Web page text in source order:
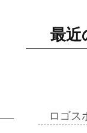
最近
ロゴス